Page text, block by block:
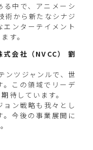
る中で、アニメーシ
から新たなシナジ
ンターテイメント
す。
式会社（NVCC） 劉
ツジャンルで、世
。この領域でリーデ
待しています。
ン戦略も我々とし
今後の事業展開に